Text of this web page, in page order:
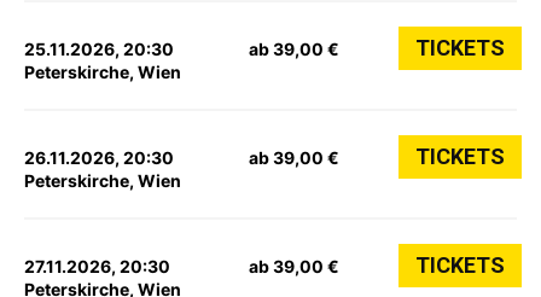
25.11.2026, 20:30
Peterskirche, Wien
ab 39,00 € TICKETS
26.11.2026, 20:30
Peterskirche, Wien
ab 39,00 € TICKETS
27.11.2026, 20:30
Peterskirche, Wien
ab 39,00 € TICKETS